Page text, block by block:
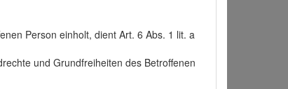
Person einholt, dient Art. 6 Abs. 1 lit. a
und Grundfreiheiten des Betroffenen